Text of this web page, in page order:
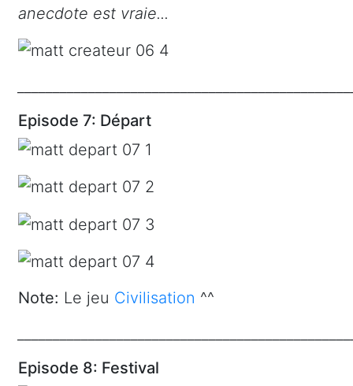
anecdote est vraie...
Episode 7: Départ
Note: Le jeu Civilisation ^^
Episode 8: Festival